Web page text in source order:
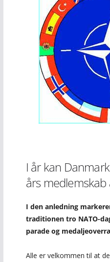
I år kan
års medlemskab
I den anledning
traditionen tro NATO-
parade og
Alle er velkommen til at